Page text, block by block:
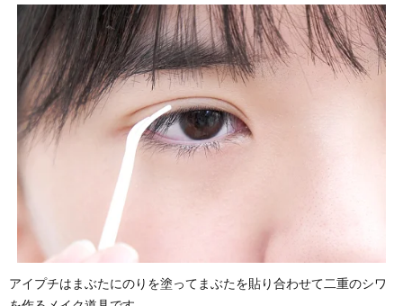
アイプチはまぶたにのりを塗ってまぶたを貼り合わせて二重のシワ